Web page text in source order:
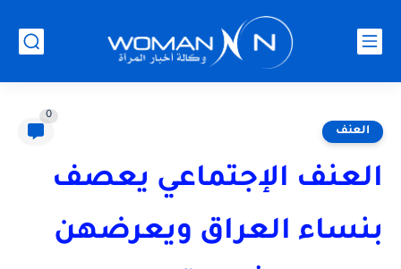
العنف
0
العنف الإجتماعي يعصف
بنساء العراق ويعرضهن